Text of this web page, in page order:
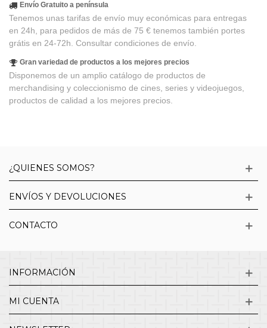
Envío Gratuito a península
Tenemos unas tarifas de envío muy económicas para entregas
en 24h, para pedidos de más de 75 € tenemos también portes
grátis en 24-72h. Consultar condiciones de envío.
Gran variedad de productos a los mejores precios
Disponemos de un amplio catálogo de productos de
merchandising y coleccionismo de cines, series y videojuegos,
productos de calidad a los mejores precios.
¿QUIENES SOMOS?
ENVÍOS Y DEVOLUCIONES
CONTACTO
INFORMACIÓN
MI CUENTA